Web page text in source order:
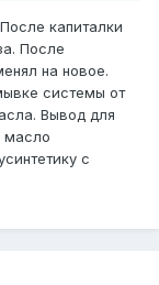
капиталки
После
на новое.
системы от
Вывод для
масло
с